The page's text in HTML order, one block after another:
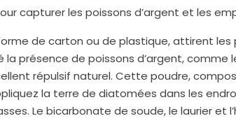
capturer les poissons d’argent et les
de carton ou de plastique, attirent
présence de poissons d’argent, comme
répulsif naturel. Cette poudre,
la terre de diatomées dans les
Le bicarbonate de soude, le laurier